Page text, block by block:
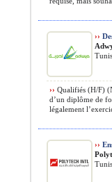
››
›› Qualifiés (H/F)
d’un diplôme de
légalement
››